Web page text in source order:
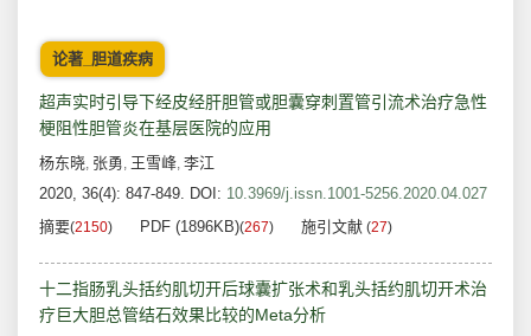
论著_胆道疾病
超声实时引导下经皮经肝胆管或胆囊穿刺置管引流术治疗急性
梗阻性胆管炎在基层医院的应用
杨东晓, 张勇, 王雪峰, 李江
2020, 36(4): 847-849. DOI: 10.3969/j.issn.1001-5256.2020.04.027
摘要(2150) PDF (1896KB)(267) 施引文献 (27)
十二指肠乳头括约肌切开后球囊扩张术和乳头括约肌切开术治
疗巨大胆总管结石效果比较的Meta分析